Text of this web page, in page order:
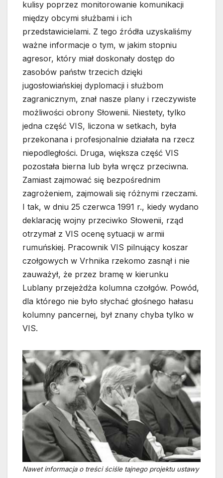
kulisy poprzez monitorowanie komunikacji
między obcymi służbami i ich
przedstawicielami. Z tego źródła uzyskaliśmy
ważne informacje o tym, w jakim stopniu
agresor, który miał doskonały dostęp do
zasobów państw trzecich dzięki
jugosłowiańskiej dyplomacji i służbom
zagranicznym, znał nasze plany i rzeczywiste
możliwości obrony Słowenii. Niestety, tylko
jedna część VIS, liczona w setkach, była
przekonana i profesjonalnie działała na rzecz
niepodległości. Druga, większa część VIS
pozostała bierna lub była wręcz przeciwna.
Zamiast zajmować się bezpośrednim
zagrożeniem, zajmowali się różnymi rzeczami.
I tak, w dniu 25 czerwca 1991 r., kiedy wydano
deklarację wojny przeciwko Słowenii, rząd
otrzymał z VIS ocenę sytuacji w armii
rumuńskiej. Pracownik VIS pilnujący koszar
czołgowych w Vrhnika rzekomo zasnął i nie
zauważył, że przez bramę w kierunku
Lublany przejeżdża kolumna czołgów. Powód,
dla którego nie było słychać głośnego hałasu
kolumny pancernej, był znany chyba tylko w
VIS.
Nawet informacja o treści ściśle tajnego projektu ustawy